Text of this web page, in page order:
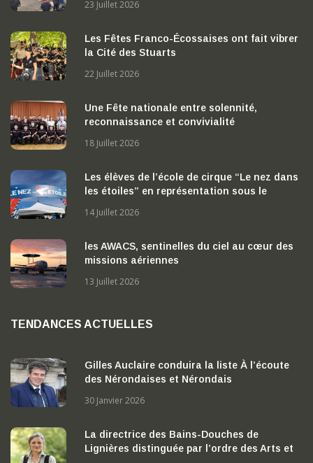
23 Juillet 2026
Les Fêtes Franco-Écossaises ont fait vibrer
la Cité des Stuarts
22 Juillet 2026
Une Fête nationale entre solennité,
reconnaissance et convivialité
18 Juillet 2026
Les élèves de l’école de cirque “Le nez dans
les étoiles” en représentation sous le
14 Juillet 2026
les AWACS, sentinelles du ciel au cœur des
missions aériennes
13 Juillet 2026
TENDANCES ACTUELLES
Gilles Auclaire conduira la liste À l’écoute
des Nérondaises et Nérondais
30 Janvier 2026
La directrice des Bains-Douches de
Lignières distinguée par l’ordre des Arts et